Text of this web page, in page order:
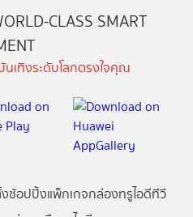
CLASS SMART
เทิงระดับโลกตรงใจคุณ
ช้อปปิ้งแพ็กเกจกล่องทรูไอดีทีวี